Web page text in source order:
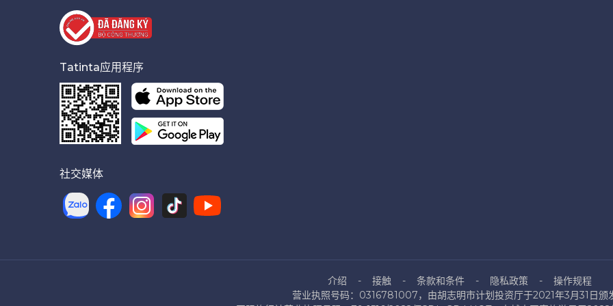
Tatinta应用程序
社交媒体
介绍 接触 条款和条件 隐私政策
操作规程
营业执照号码：0316781007，由胡志明市计划投资厅于2021年3月31日颁